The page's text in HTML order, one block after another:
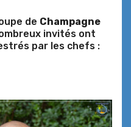
de Champagne
invités ont
par les chefs :